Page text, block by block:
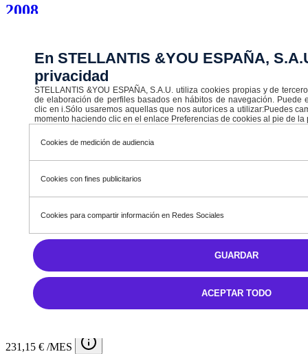
2008
HYBRID
Automática
4,9 l/100km
B (111 g/km)
STELLANTIS &YOU VIGO
Descuento
7.300 €
25.960 €
231,15 € /MES
En STELLANTIS &YOU ESPAÑA,
privacidad
STELLANTIS &YOU ESPAÑA, S.A.U. utiliza cookies propias y de
de elaboración de perfiles basados en hábitos de navegación. Puede
clic en i.Sólo usaremos aquellas que nos autorices a utilizar:Puedes
momento haciendo clic en el enlace Preferencias de cookies al pie de la
Cookies de medición de audiencia
Cookies con fines publicitarios
Cookies para compartir información en Redes Sociales
ACEPTAR TODO
GUARDAR